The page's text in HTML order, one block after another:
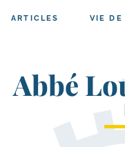
ARTICLES VIE DE
Abbé